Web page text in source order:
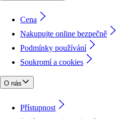
Cena
Nakupujte online bezpečně
Podmínky používání
Soukromí a cookies
O nás
Přístupnost